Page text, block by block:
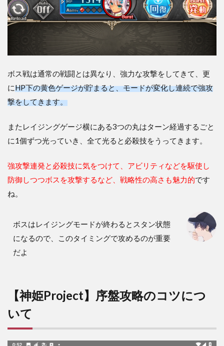
ボス戦は通常の戦闘とは異なり、強力な攻撃をしてきて、更
にHP下の黄色ゲージが貯まると、モードが変化し連続で強攻
撃をしてきます。
またレイジングゲージ横にある3つの丸はターン経過するごと
に1個ずつ光っていき、全て光ると必殺技をうってきます。
強攻撃連発と必殺技に気をつけて、アビリティなどを駆使し
防御しつつボスを攻撃するなど、戦略性の高さも魅力的です
ね。
ボスはレイジングモードが終わるとスタン状態
になるので、このタイミングで攻めるのが重要
だよ
【神姫Project】序盤攻略のコツにつ
いて